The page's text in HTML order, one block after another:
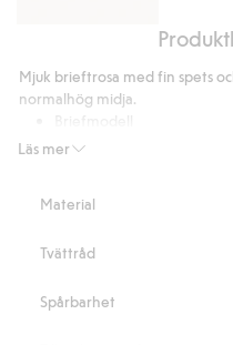
med
Läs mer
Mjuk brieftrosa med fin spets
normalhög midja.
Normalhög midja
Artikelnummer
Material
Tvättråd
Spårbarhet